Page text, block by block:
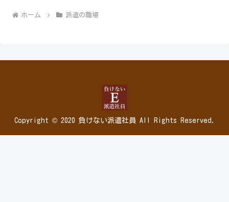
ホーム 派遣の職場
Copyright © 2020 負けない派遣社員 All Rights Reserved.